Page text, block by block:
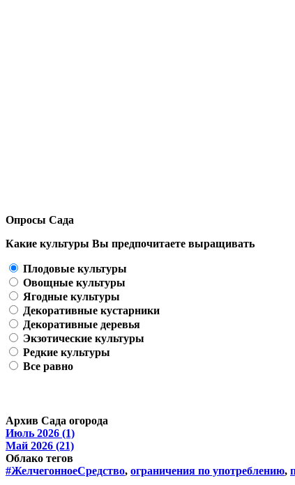
Опросы Сада
Какие культуры Вы предпочитаете выращивать
Плодовые культуры
Овощные культуры
Ягодные культуры
Декоративные кустарники
Декоративные деревья
Экзотические культуры
Редкие культуры
Все равно
Архив Сада огорода
Июль 2026 (1)
Май 2026 (21)
Облако тегов
#ЖелчегонноеСредство, ограничения по употреблению,